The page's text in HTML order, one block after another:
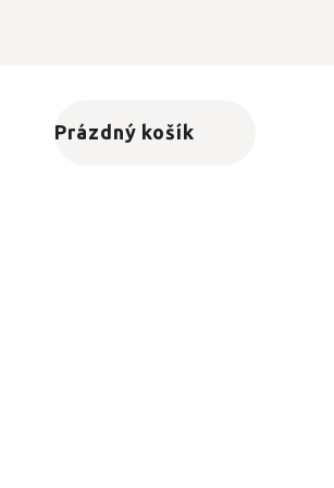
Nákupní košík
Prázdný košík